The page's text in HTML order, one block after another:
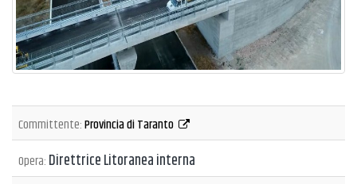
Committente:Provincia di Taranto
Opera: Direttrice Litoranea interna